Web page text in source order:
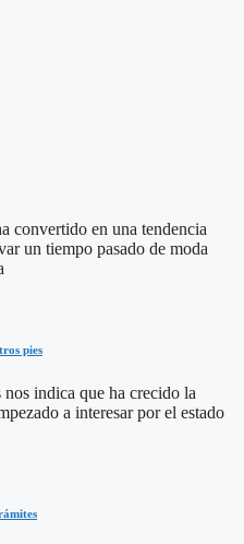
convertido en una tendencia
un tiempo pasado de moda
pies
indica que ha crecido la
a interesar por el estado